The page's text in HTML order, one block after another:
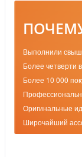
Выполнили
Более четверти
Более 10 000
Оригинальные
Широчайший